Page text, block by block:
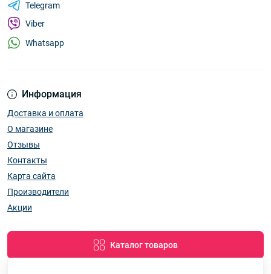
Информация
Доставка и оплата
О магазине
Отзывы
Контакты
Карта сайта
Производители
Акции
Каталог товаров
Telegram
Viber
Whatsapp